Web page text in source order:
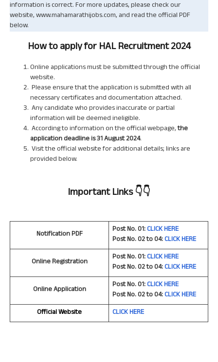
information is correct. For more updates, please check our
website, www.mahamarathijobs.com, and read the official PDF
below.
How to apply forHALRecruitment 2024
Online applications must be submitted through the official
website.
Please ensure that the application is submitted with all
necessary certificates and documentation attached.
Any candidate who provides inaccurate or partial
information will be deemed ineligible.
According to information on the official webpage,the
application deadline is 31 August 2024.
Visit the official website for additional details; links are
provided below.
Important Links👇👇
Notification PDF Post No. 01:CLICK HERE
Post No. 02 to 04:CLICK HERE
Online Registration
Post No. 01:CLICK HERE
Post No. 02 to 04:CLICK HERE
Online Application
Post No. 01:CLICK HERE
Post No. 02 to 04:CLICK HERE
Official Website
CLICK HERE